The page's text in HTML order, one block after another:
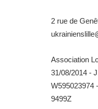
2 rue de
Association
31/08/2014 -
W595023974
9499Z